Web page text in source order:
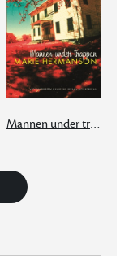
Mannen under trappan